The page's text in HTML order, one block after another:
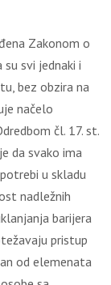
Zakonom o
su svi jednaki i
bez obzira na
načelo
čl. 17. st.
da svako ima
u skladu
nadležnih
barijera
pristup
od elemenata